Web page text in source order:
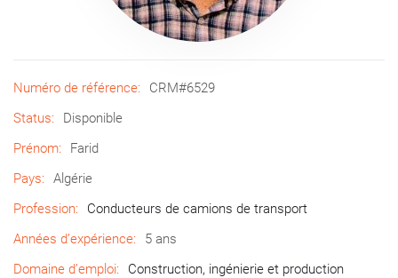
Numéro de référence:
CRM#6529
Status:
Disponible
Prénom:
Farid
Pays:
Algérie
Profession:
Conducteurs de camions de transport
Années d’expérience:
5 ans
Domaine d’emploi:
Construction, ingénierie et production